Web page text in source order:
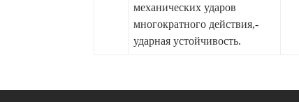
механических ударов
многократного действия,-
ударная устойчивость.